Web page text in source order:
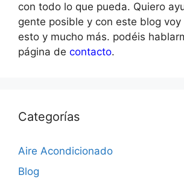
con todo lo que pueda. Quiero
gente posible y con este blog voy
esto y mucho más. podéis
página de contacto.
Categorías
Aire Acondicionado
Blog